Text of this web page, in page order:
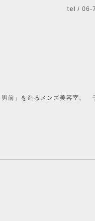
tel / 06-
ライフス